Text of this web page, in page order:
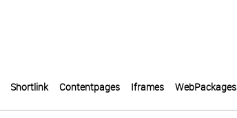
Shortlink Contentpages Iframes WebPackages